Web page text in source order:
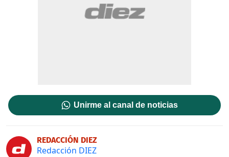
Unirme al canal de noticias
REDACCIÓN DIEZ
Redacción DIEZ